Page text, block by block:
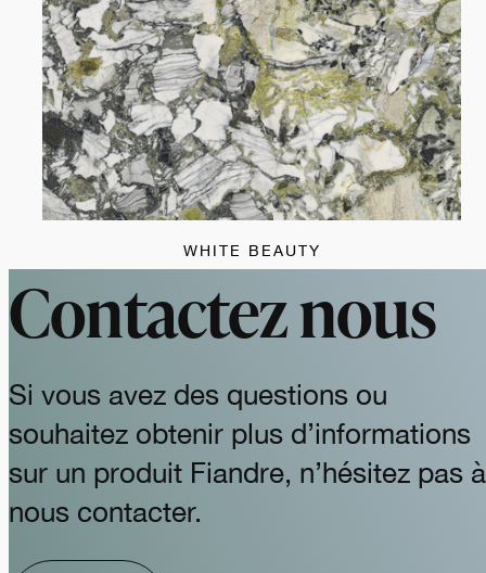
WHITE BEAUTY
Contactez nous
Si vous avez des questions ou
souhaitez obtenir plus d’informations
sur un produit Fiandre, n’hésitez pas à
nous contacter.